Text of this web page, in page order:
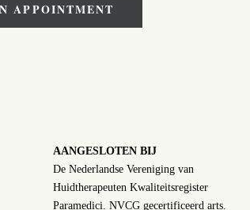
APPOINTMENT
AANGESLOTEN BIJ
De Nederlandse Vereniging van
Huidtherapeuten Kwaliteitsregister
Paramedici. NVCG gecertificeerd arts.